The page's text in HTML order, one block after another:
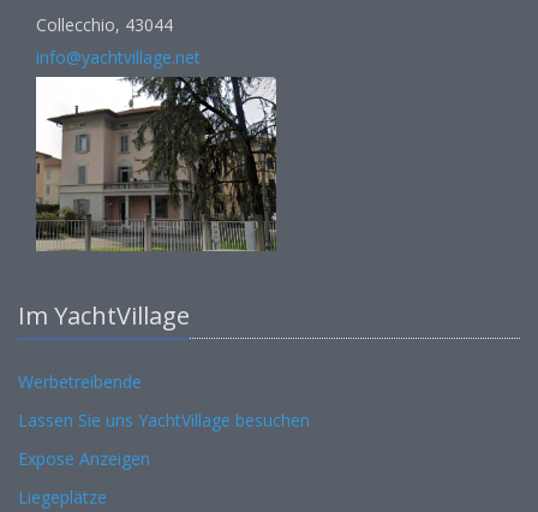
Collecchio, 43044
info@yachtvillage.net
Im YachtVillage
Werbetreibende
Lassen Sie uns YachtVillage besuchen
Expose Anzeigen
Liegeplätze